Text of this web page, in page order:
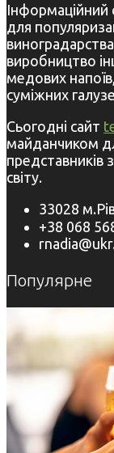
для
виробництво
медових
суміжних
Сьогодні сайт
майданчиком
представників
світу.
33028
+38 068
Популярне